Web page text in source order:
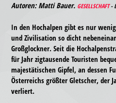
Autoren: Matti Bauer. GESELLSCHAFT-
In den Hochalpen gibt es nur
und Zivilisation so dicht
Großglockner. Seit die
für Jahr zigtausende Touristen
majestätischen Gipfel, an dessen
Österreichs größter Gletscher, der
verliert.